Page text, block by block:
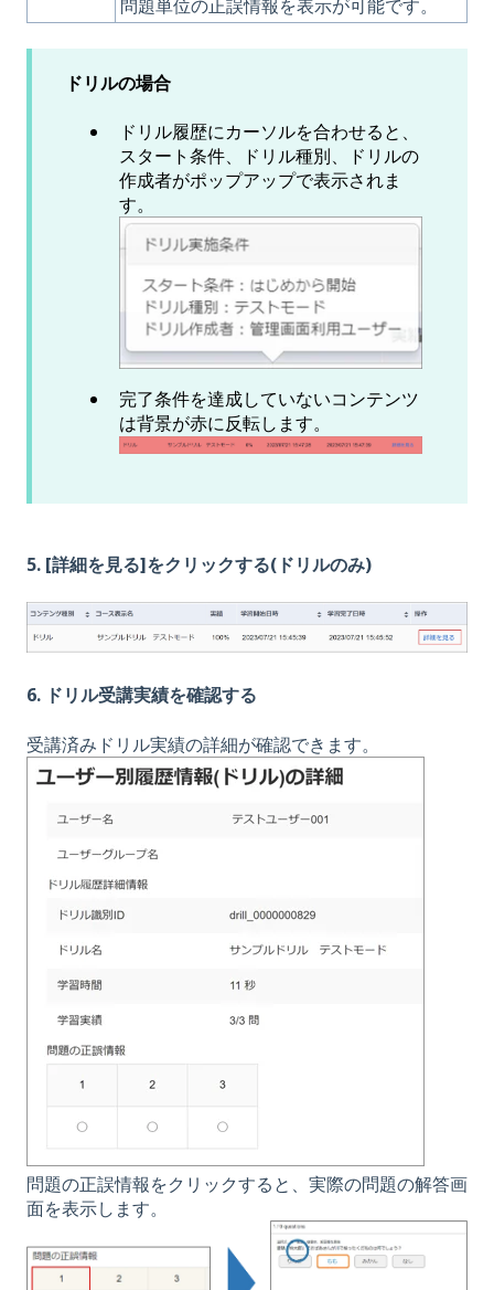
問題単位の正誤情報を表示が可能です。
ドリルの場合
ドリル履歴にカーソルを合わせると、
スタート条件、ドリル種別、ドリルの
作成者がポップアップで表示されま
す。
完了条件を達成していないコンテンツ
は背景が赤に反転します。
5. [詳細を見る]をクリックする(ドリルのみ)
6. ドリル受講実績を確認する
受講済みドリル実績の詳細が確認できます。
問題の正誤情報をクリックすると、実際の問題の解答画
面を表示します。